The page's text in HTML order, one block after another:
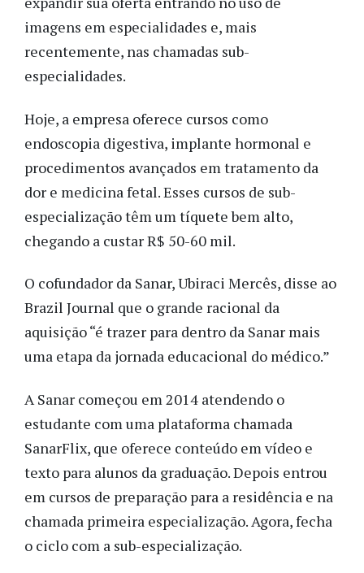
imagens em especialidades e, mais
recentemente, nas chamadas sub-
especialidades.
Hoje, a empresa oferece cursos como
endoscopia digestiva, implante hormonal e
procedimentos avançados em tratamento da
dor e medicina fetal. Esses cursos de sub-
especialização têm um tíquete bem alto,
chegando a custar R$ 50-60 mil.
O cofundador da Sanar, Ubiraci Mercês, disse ao
Brazil Journal que o grande racional da
aquisição “é trazer para dentro da Sanar mais
uma etapa da jornada educacional do médico.”
A Sanar começou em 2014 atendendo o
estudante com uma plataforma chamada
SanarFlix, que oferece conteúdo em vídeo e
texto para alunos da graduação. Depois entrou
em cursos de preparação para a residência e na
chamada primeira especialização. Agora, fecha
o ciclo com a sub-especialização.